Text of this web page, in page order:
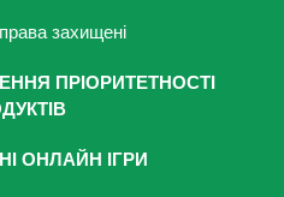
захищені
ПРІОРИТЕТНОСТІ
ОНЛАЙН ІГРИ